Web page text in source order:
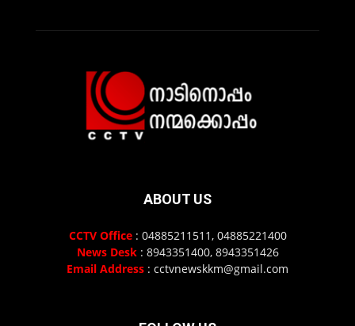
ABOUT US
CCTV Office: 04885211511, 04885221400
News Desk: 8943351400, 8943351426
Email Address : cctvnewskkm@gmail.com